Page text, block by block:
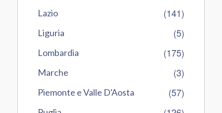
Lazio (141)
Liguria (5)
Lombardia (175)
Marche (3)
Piemonte e Valle D'Aosta (57)